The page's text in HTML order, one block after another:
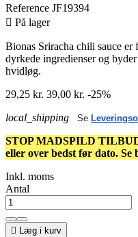
Reference JF19394
 På lager
Bionas Sriracha chili sauce
dyrkede ingredienser og
hvidløg.
29,25 kr. 39,00 kr. -25%
local_shipping
Se
STOP MADSPILD
eller over bedst før dato. Se
Inkl. moms
Antal
 Læg i kurv